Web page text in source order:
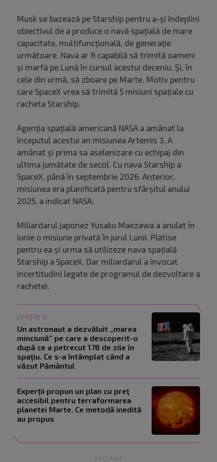
Musk se bazează pe Starship pentru a-şi îndeplini
obiectivul de a produce o navă spaţială de mare
capacitate, multifuncţională, de generaţie
următoare. Nava ar fi capabilă să trimită oameni
şi marfă pe Lună în cursul acestui deceniu. Și, în
cele din urmă, să zboare pe Marte. Motiv pentru
care SpaceX vrea să trimită 5 misiuni spațiale cu
racheta Starship.
Agenţia spaţială americană NASA a amânat la
începutul acestui an misiunea Artemis 3. A
amânat și prima sa aselenizare cu echipaj din
ultima jumătate de secol. Cu nava Starship a
SpaceX, până în septembrie 2026. Anterior,
misiunea era planificată pentru sfârşitul anului
2025, a indicat NASA.
Miliardarul japonez Yusaku Maezawa a anulat în
iunie o misiune privată în jurul Lunii. Plătise
pentru ea şi urma să utilizeze nava spaţială
Starship a SpaceX. Dar miliardarul a invocat
incertitudini legate de programul de dezvoltare a
rachetei.
CITEȘTE ȘI
Un astronaut a dezvăluit „marea
minciună” pe care a descoperit-o
după ce a petrecut 178 de zile în
spațiu. Ce s-a întâmplat când a
văzut Pământul
Experții propun un plan cu preț
accesibil pentru terraformarea
planetei Marte. Ce metodă inedită
au propus
RECLAMĂ